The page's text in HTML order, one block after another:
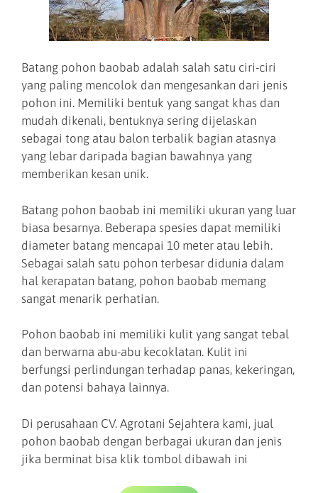
Batang pohon baobab adalah salah satu ciri-ciri
yang paling mencolok dan mengesankan dari jenis
pohon ini. Memiliki bentuk yang sangat khas dan
mudah dikenali, bentuknya sering dijelaskan
sebagai tong atau balon terbalik bagian atasnya
yang lebar daripada bagian bawahnya yang
memberikan kesan unik.
Batang pohon baobab ini memiliki ukuran yang luar
biasa besarnya. Beberapa spesies dapat memiliki
diameter batang mencapai 10 meter atau lebih.
Sebagai salah satu pohon terbesar didunia dalam
hal kerapatan batang, pohon baobab memang
sangat menarik perhatian.
Pohon baobab ini memiliki kulit yang sangat tebal
dan berwarna abu-abu kecoklatan. Kulit ini
berfungsi perlindungan terhadap panas, kekeringan,
dan potensi bahaya lainnya.
Di perusahaan CV. Agrotani Sejahtera kami, jual
pohon baobab dengan berbagai ukuran dan jenis
jika berminat bisa klik tombol dibawah ini